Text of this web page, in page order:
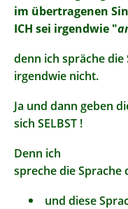
im übertragenen
ICH sei irgendwie "
denn ich spräche
irgendwie nicht.
Ja und dann geben
sich SELBST !
Denn ich
spreche die Sprache
und diese